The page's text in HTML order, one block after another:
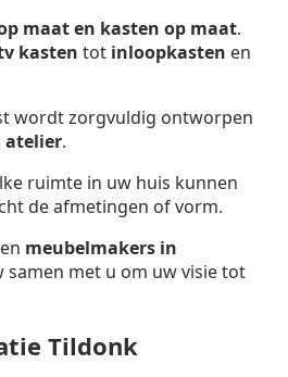
maat en kasten op maat.
kasten tot inloopkasten en
wordt zorgvuldig ontworpen
atelier.
ruimte in uw huis kunnen
de afmetingen of vorm.
en meubelmakers in
samen met u om uw visie tot
Tildonk